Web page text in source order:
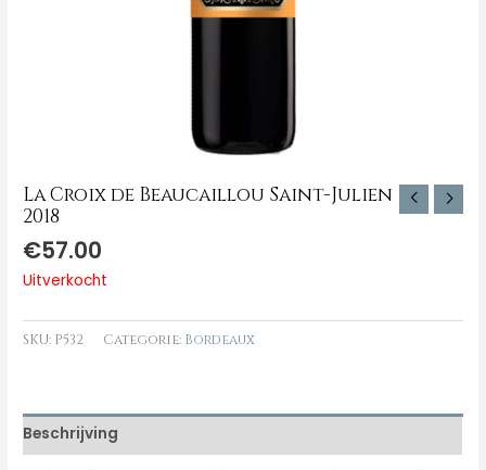
La Croix de Beaucaillou Saint-Julien
2018
€57.00
Uitverkocht
SKU: P532 Categorie: Bordeaux
Beschrijving